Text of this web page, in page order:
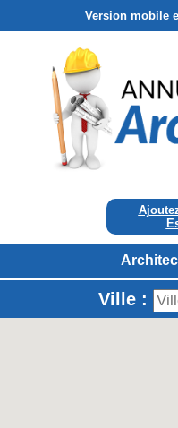
Version mobile
Ville :